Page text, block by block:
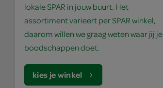
lokale SPAR in jouw buurt. Het
assortiment varieert per SPAR winkel,
daarom willen we graag weten waar jij je
boodschappen doet.
kies je winkel